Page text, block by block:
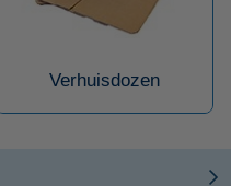
Verhuisdozen